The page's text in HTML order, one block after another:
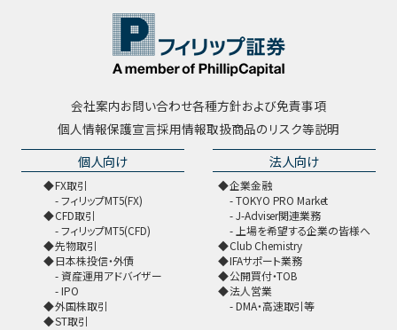
会社案内お問い合わせ各種方針および免責事項
個人情報保護宣言採用情報取扱商品のリスク等説明
個人向け
FX取引
フィリップMT5(FX)
CFD取引
フィリップMT5(CFD)
先物取引
日本株投信・外債
資産運用アドバイザー
IPO
外国株取引
ST取引
法人向け
企業金融
TOKYO PRO Market
J-Adviser関連業務
上場を希望する企業の皆様へ
Club Chemistry
IFAサポート業務
公開買付・TOB
法人営業
DMA・高速取引等